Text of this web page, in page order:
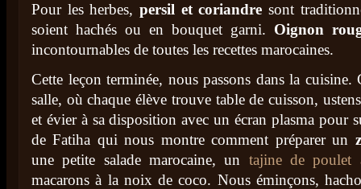
Pour les herbes, persil et coriandre sont
soient hachés ou en bouquet garni. Oignon
incontournables de toutes les recettes marocaines.
Cette leçon terminée, nous passons dans la cuisine.
salle, où chaque élève trouve table de cuisson,
et évier à sa disposition avec un écran plasma pour
de Fatiha qui nous montre comment préparer un
une petite salade marocaine, un tajine de
macarons à la noix de coco. Nous éminçons,